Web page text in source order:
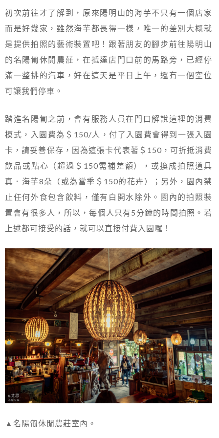
初次前往才了解到，原來陽明山的海芋不只有一個店家
而是好幾家，雖然海芋都長得一樣，唯一的差別大概就
是提供拍照的藝術裝置吧！跟著朋友的腳步前往陽明山
的名陽匍休閒農莊，在抵達店門口前的馬路旁，已經停
滿一整排的汽車，好在這天是平日上午，還有一個空位
可讓我們停車。
踏進名陽匍之前，會有服務人員在門口解說這裡的消費
模式，入園費為＄150/人，付了入園費會得到一張入園
卡，請妥善保存，因為這張卡代表著＄150，可折抵消費
飲品或點心（超過＄150需補差額），或換成拍照道具
真．海芋8朵（或為當季＄150的花卉）；另外，園內禁
止任何外食包含飲料，僅有白開水除外。園內的拍照裝
置會有很多人，所以，每個人只有5分鐘的時間拍照。若
上述都可接受的話，就可以直接付費入園囉！
▲名陽匍休閒農莊室內。